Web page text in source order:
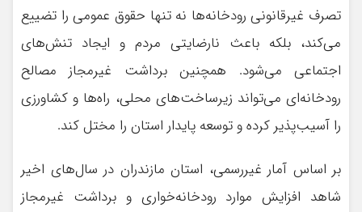
تصرف غیرقانونی رودخانه‌ها نه تنها حقوق عمومی را تضییع
می‌کند، بلکه باعث نارضایتی مردم و ایجاد تنش‌های
اجتماعی می‌شود. همچنین برداشت غیرمجاز مصالح
رودخانه‌ای می‌تواند زیرساخت‌های محلی، راه‌ها و کشاورزی
را آسیب‌پذیر کرده و توسعه پایدار استان را مختل کند.
بر اساس آمار غیررسمی، استان مازندران در سال‌های اخیر
شاهد افزایش موارد رودخانه‌خواری و برداشت غیرمجاز